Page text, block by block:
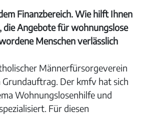
Finanzbereich. Wie hilft Ihnen
die Angebote für wohnungslose
Menschen verlässlich
Männerfürsorgeverein
Der kmfv hat sich
Wohnungslosenhilfe und
Für diesen